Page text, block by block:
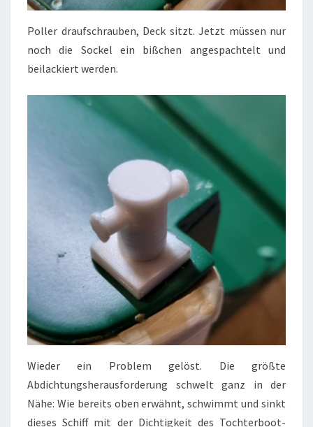
Poller draufschrauben, Deck sitzt. Jetzt müssen nur
noch die Sockel ein bißchen angespachtelt und
beilackiert werden.
Wieder ein Problem gelöst. Die größte
Abdichtungsherausforderung schwelt ganz in der
Nähe: Wie bereits oben erwähnt, schwimmt und sinkt
dieses Schiff mit der Dichtigkeit des Tochterboot-